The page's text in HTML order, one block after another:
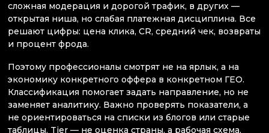
сложная модерация и дорогой трафик, в других —
открытая ниша, но слабая платежная дисциплина. Все
решают цифры: цена клика, CR, средний чек, возвраты
и процент фрода.
Поэтому профессионалы смотрят не на ярлык, а на
экономику конкретного оффера в конкретном ГЕО.
Классификация помогает задать направление, но не
заменяет аналитику. Важно проверять показатели, а
не ориентироваться на списки из блогов или старые
таблицы. Tier — не оценка страны, а рабочая схема,